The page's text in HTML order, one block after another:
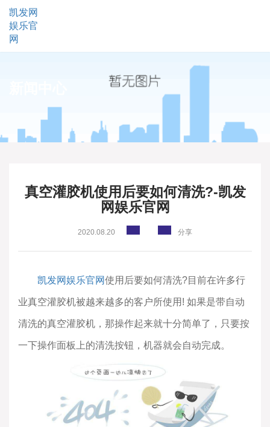
凯发网
娱乐官
网
真空灌胶机使用后要如何清洗?-凯发
网娱乐官网
2020.08.20 分享
凯发网娱乐官网使用后要如何清洗?目前在许多行
业真空灌胶机被越来越多的客户所使用! 如果是带自动
清洗的真空灌胶机，那操作起来就十分简单了，只要按
一下操作面板上的清洗按钮，机器就会自动完成。